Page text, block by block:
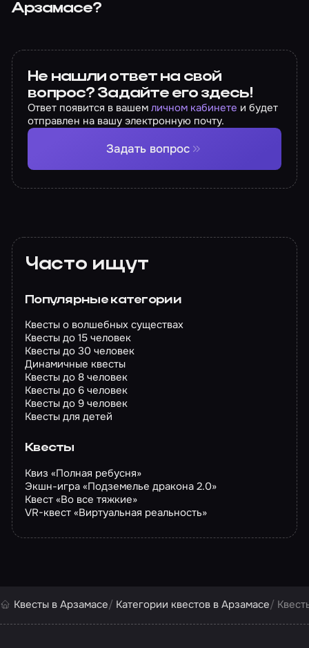
Арзамасе?
Не нашли ответ на свой
вопрос? Задайте его здесь!
Ответ появится в вашемличном кабинете и будет
отправлен на вашу электронную почту.
Задать вопрос
Часто ищут
Популярные категории
Квесты о волшебных существах
Квесты до 15 человек
Квесты до 30 человек
Динамичные квесты
Квесты до 8 человек
Квесты до 6 человек
Квесты до 9 человек
Квесты для детей
Квесты
Квиз «Полная ребусня»
Экшн-игра «Подземелье дракона 2.0»
Квест «Во все тяжкие»
VR-квест «Виртуальная реальность»
Квесты в Арзамасе Категории квестов в Арзамасе